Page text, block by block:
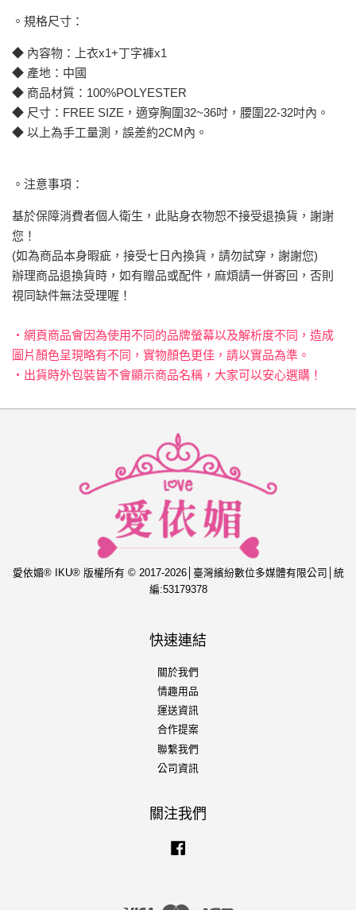
。規格尺寸：
◆ 內容物：上衣x1+丁字褲x1
◆ 產地：中國
◆ 商品材質：100%POLYESTER
◆ 尺寸：FREE SIZE，適穿胸圍32~36吋，腰圍22-32吋內。
◆ 以上為手工量測，誤差約2CM內。
。注意事項：
基於保障消費者個人衛生，此貼身衣物恕不接受退換貨，謝謝
您！
(如為商品本身暇疵，接受七日內換貨，請勿試穿，謝謝您)
辦理商品退換貨時，如有贈品或配件，麻煩請一併寄回，否則
視同缺件無法受理喔！
‧網頁商品會因為使用不同的品牌螢幕以及解析度不同，造成
圖片顏色呈現略有不同，實物顏色更佳，請以實品為準。
‧出貨時外包裝皆不會顯示商品名稱，大家可以安心選購！
愛依媚® IKU® 版權所有 © 2017-2026│臺灣繽紛數位多媒體有限公司│統
編:53179378
快速連結
關於我們
情趣用品
運送資訊
合作提案
聯繫我們
公司資訊
關注我們